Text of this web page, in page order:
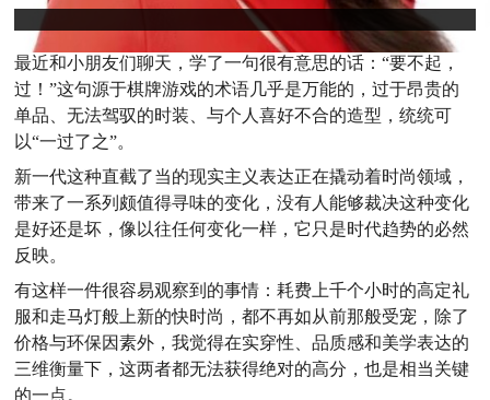
最近和小朋友们聊天，学了一句很有意思的话：“要不起，
过！”这句源于棋牌游戏的术语几乎是万能的，过于昂贵的
单品、无法驾驭的时装、与个人喜好不合的造型，统统可
以“一过了之”。
新一代这种直截了当的现实主义表达正在撬动着时尚领域，
带来了一系列颇值得寻味的变化，没有人能够裁决这种变化
是好还是坏，像以往任何变化一样，它只是时代趋势的必然
反映。
有这样一件很容易观察到的事情：耗费上千个小时的高定礼
服和走马灯般上新的快时尚，都不再如从前那般受宠，除了
价格与环保因素外，我觉得在实穿性、品质感和美学表达的
三维衡量下，这两者都无法获得绝对的高分，也是相当关键
的一点。